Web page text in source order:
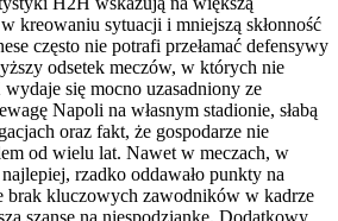
kreowaniu sytuacji i mniejszą skłonność
często nie potrafi przełamać defensywy
odsetek meczów, w których nie
się mocno uzasadniony ze
Napoli na własnym stadionie, słabą
oraz fakt, że gospodarze nie
od wielu lat. Nawet w meczach, w
rzadko oddawało punkty na
brak kluczowych zawodników w kadrze
szanse na niespodziankę. Dodatkowy